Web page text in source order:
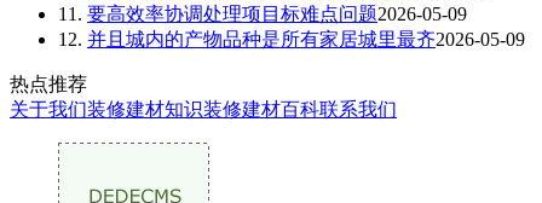
11. 要高效率协调处理项目标难点问题2026-05-09
12. 并且城内的产物品种是所有家居城里最齐2026-05-09
热点推荐
关于我们装修建材知识装修建材百科联系我们